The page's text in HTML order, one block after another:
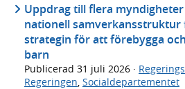
Uppdrag till flera
nationell samverkansstruktur
strategin för att förebygga
barn
Publicerad 31 juli 2026 ·
Regeringen, Socialdepartementet